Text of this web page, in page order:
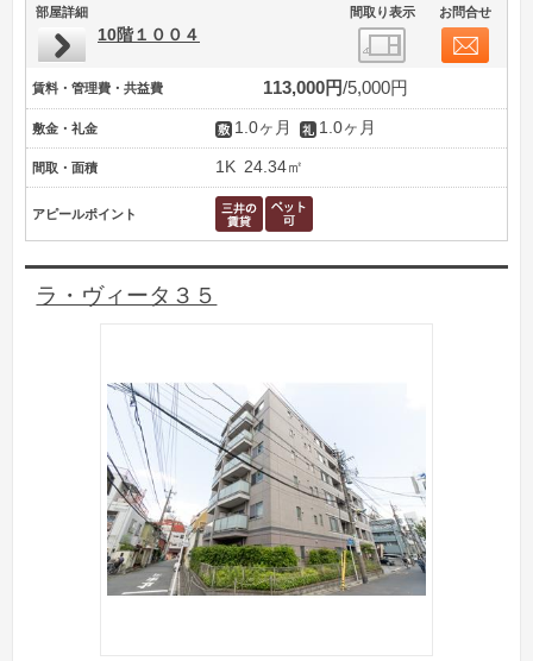
部屋詳細 間取り表示 お問合せ
10階１００４
賃料・管理費・共益費 113,000円 5,000円
敷金・礼金 1.0ヶ月 1.0ヶ月
間取・面積 1K 24.34㎡
アピールポイント
ラ・ヴィータ３５